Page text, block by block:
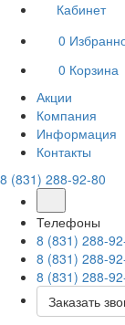
Кабинет
0
0 Корзина
Акции
Компания
Информация
Контакты
8 (831) 288-92-80
Телефоны
8 (831) 288-
8 (831) 288-
8 (831) 288-
Заказать